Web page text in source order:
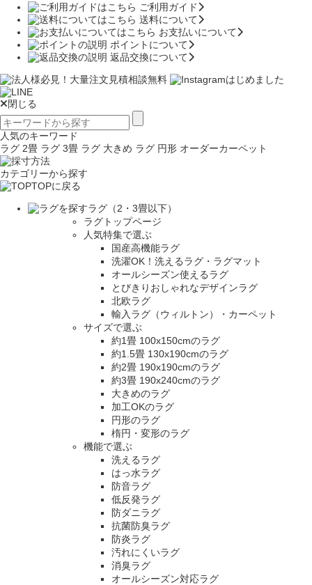
ご利用ガイド
送料について
お支払いについて
ポイントについて
返品交換について
閉じる
人気のキーワード
ラグ 2畳 ラグ 3畳 ラグ 大きめ ラグ 円形 オーダーカーペット
カテゴリーから探す
TOPに戻る
ラグ（2・3畳以下）
ラグトップページ
人気特集で選ぶ
国産高機能ラグ
洗濯OK！洗えるラグ・ラグマット
オールシーズン使えるラグ
とびきりおしゃれなデザインラグ
北欧ラグ
輸入ラグ（ウィルトン）・カーペット
サイズで選ぶ
約1畳 100x150cmのラグ
約1.5畳 130x190cmのラグ
約2畳 190x190cmのラグ
約3畳 190x240cmのラグ
大きめのラグ
加工OKのラグ
円形のラグ
楕円・変形のラグ
機能で選ぶ
洗えるラグ
はっ水ラグ
防音ラグ
低反発ラグ
防ダニラグ
抗菌防臭ラグ
防炎ラグ
汚れにくいラグ
消臭ラグ
オールシーズン対応ラグ